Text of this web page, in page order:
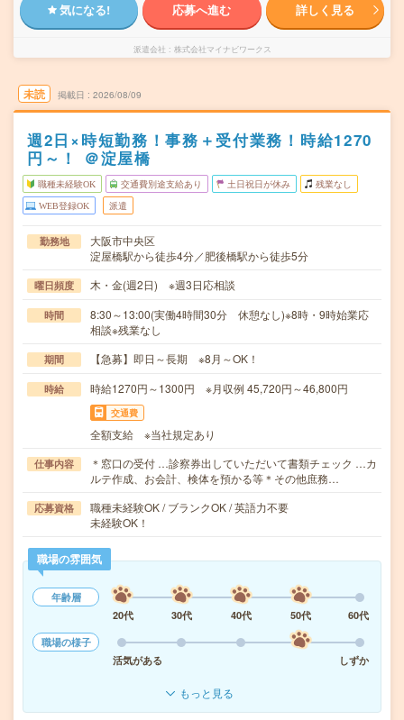
気になる! 応募へ進む 詳しく見る
派遣会社 株式会社マイナビワークス
未読 掲載日 2026/08/09
週2日×時短勤務！事務＋受付業務！時給1270
円～！ ＠淀屋橋
職種未経験OK 交通費別途支給あり 土日祝日が休み 残業なし
WEB登録OK 派遣
勤務地
大阪市中央区
淀屋橋駅から徒歩4分／肥後橋駅から徒歩5分
曜日頻度 木・金(週2日) ※週3日応相談
時間
8:30～13:00(実働4時間30分 休憩なし)※8時・9時始業応
相談※残業なし
期間 【急募】即日～長期 ※8月～OK！
時給 時給1270円～1300円 ※月収例 45,720円～46,800円
交通費
全額支給 ※当社規定あり
仕事内容
＊窓口の受付 …診察券出していただいて書類チェック …カ
ルテ作成、お会計、検体を預かる等＊その他庶務…
応募資格
職種未経験OK / ブランクOK / 英語力不要
未経験OK！
職場の雰囲気
年齢層
20代
30代 40代 50代
60代
職場の様子
活気がある
しずか
もっと見る